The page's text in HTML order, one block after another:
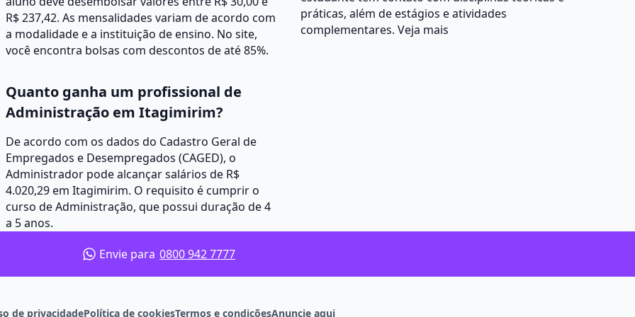
R$ 237,42. As mensalidades variam de acordo com
a modalidade e a instituição de ensino. No site,
você encontra bolsas com descontos de até 85%.
práticas, além de estágios e atividades
complementares. Veja mais
Quanto ganha um profissional de
Administração em Itagimirim?
De acordo com os dados do Cadastro Geral de
Empregados e Desempregados (CAGED), o
Administrador pode alcançar salários de R$
4.020,29 em Itagimirim. O requisito é cumprir o
curso de Administração, que possui duração de 4
a 5 anos.
Envie para 0800 942 7777
de privacidadePolítica de cookiesTermos e condiçõesAnuncie aqui